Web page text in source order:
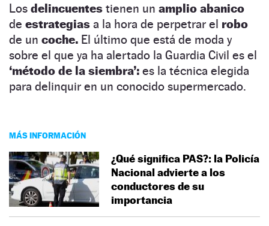
Los delincuentes tienen un amplio abanico
de estrategias a la hora de perpetrar el robo
de un coche. El último que está de moda y
sobre el que ya ha alertado la Guardia Civil es el
‘método de la siembra’: es la técnica elegida
para delinquir en un conocido supermercado.
MÁS INFORMACIÓN
¿Qué significa PAS?: la Policía
Nacional advierte a los
conductores de su
importancia